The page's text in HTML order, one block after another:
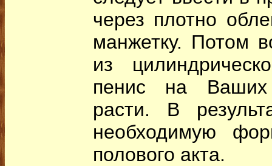
через плотно
манжетку. Потом
из
пенис на Ваших
расти. В
необходимую
полового акта.